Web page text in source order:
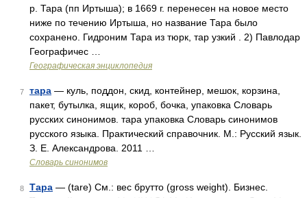
р. Тара (пп Иртыша); в 1669 г. перенесен на новое место
ниже по течению Иртыша, но название Тара было
сохранено. Гидроним Тара из тюрк, тар узкий . 2) Павлодар
Географичес …
Географическая энциклопедия
7 тара — куль, поддон, скид, контейнер, мешок, корзина,
пакет, бутылка, ящик, короб, бочка, упаковка Словарь
русских синонимов. тара упаковка Словарь синонимов
русского языка. Практический справочник. М.: Русский язык.
З. Е. Александрова. 2011 …
Словарь синонимов
8 Тара — (tare) См.: вес брутто (gross weight). Бизнес.